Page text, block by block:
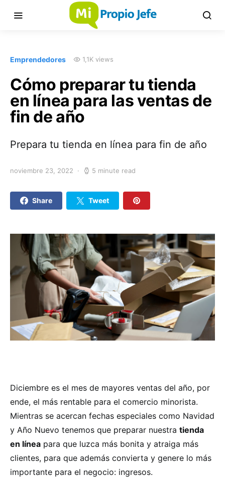
Emprendedores 1,1K views
Cómo preparar tu tienda
en línea para las ventas de
fin de año
Prepara tu tienda en línea para fin de año
noviembre 23, 2022 5 minute read
Share Tweet
Diciembre es el mes de mayores ventas del año, por
ende, el más rentable para el comercio minorista.
Mientras se acercan fechas especiales como Navidad
y Año Nuevo tenemos que preparar nuestra tienda
en línea para que luzca más bonita y atraiga más
clientes, para que además convierta y genere lo más
importante para el negocio: ingresos.